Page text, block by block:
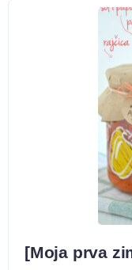
[Moja prva